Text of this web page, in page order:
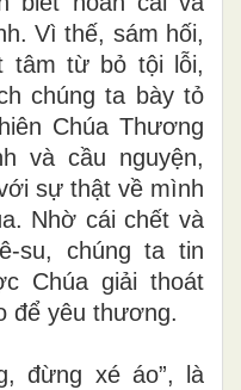
Vì thế, sám hối,
tâm từ bỏ tội lỗi,
chúng ta bày tỏ
Chúa Thương
và cầu nguyện,
sự thật về mình
Nhờ cái chết và
su, chúng ta tin
Chúa giải thoát
để yêu thương.
đừng xé áo”, là